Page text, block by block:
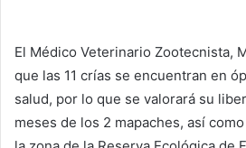
El Médico Veterinario Zootecnista,
que las 11 crías se encuentran en
salud, por lo que se valorará su
meses de los 2 mapaches, así